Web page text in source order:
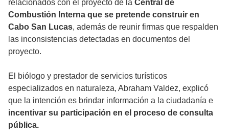
relacionados con el proyecto de la Central de
Combustión Interna que se pretende construir en
Cabo San Lucas, además de reunir firmas que respalden
las inconsistencias detectadas en documentos del
proyecto.
El biólogo y prestador de servicios turísticos
especializados en naturaleza, Abraham Valdez, explicó
que la intención es brindar información a la ciudadanía e
incentivar su participación en el proceso de consulta
pública.